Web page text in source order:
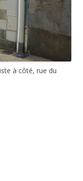
à côté, rue du